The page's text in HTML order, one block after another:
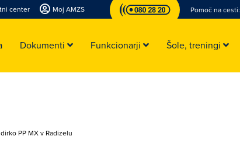
center Moj AMZS Pomoč na cesti:
Dokumenti Funkcionarji Šole, treningi
PP MX v Radizelu